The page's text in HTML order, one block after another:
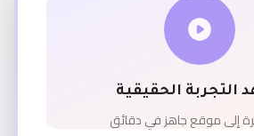
التجربة الحقيقية
إلى موقع جاهز في دقائق